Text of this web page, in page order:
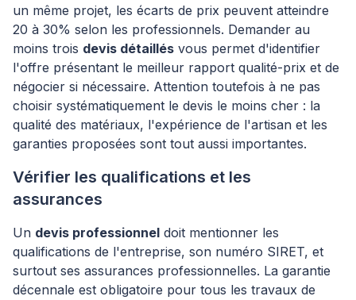
un même projet, les écarts de prix peuvent atteindre
20 à 30% selon les professionnels. Demander au
moins trois devis détaillés vous permet d'identifier
l'offre présentant le meilleur rapport qualité-prix et de
négocier si nécessaire. Attention toutefois à ne pas
choisir systématiquement le devis le moins cher : la
qualité des matériaux, l'expérience de l'artisan et les
garanties proposées sont tout aussi importantes.
Vérifier les qualifications et les
assurances
Un devis professionnel doit mentionner les
qualifications de l'entreprise, son numéro SIRET, et
surtout ses assurances professionnelles. La garantie
décennale est obligatoire pour tous les travaux de